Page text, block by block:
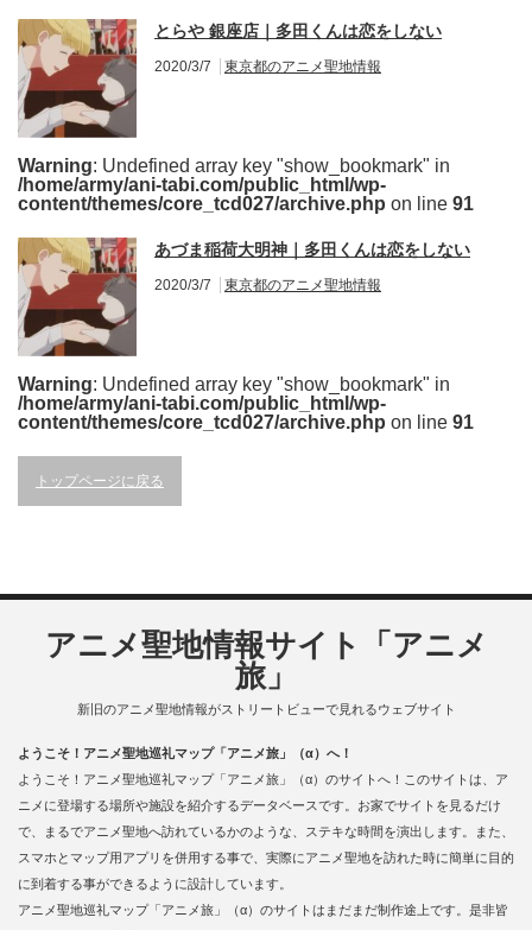
とらや 銀座店｜多田くんは恋をしない
2020/3/7 東京都のアニメ聖地情報
Warning: Undefined array key "show_bookmark" in
/home/army/ani-tabi.com/public_html/wp-
content/themes/core_tcd027/archive.php on line 91
あづま稲荷大明神｜多田くんは恋をしない
2020/3/7 東京都のアニメ聖地情報
Warning: Undefined array key "show_bookmark" in
/home/army/ani-tabi.com/public_html/wp-
content/themes/core_tcd027/archive.php on line 91
トップページに戻る
アニメ聖地情報サイト「アニメ
旅」
新旧のアニメ聖地情報がストリートビューで見れるウェブサイト
ようこそ！アニメ聖地巡礼マップ「アニメ旅」（α）へ！
ようこそ！アニメ聖地巡礼マップ「アニメ旅」（α）のサイトへ！このサイトは、ア
ニメに登場する場所や施設を紹介するデータベースです。お家でサイトを見るだけ
で、まるでアニメ聖地へ訪れているかのような、ステキな時間を演出します。また、
スマホとマップ用アプリを併用する事で、実際にアニメ聖地を訪れた時に簡単に目的
に到着する事ができるように設計しています。
アニメ聖地巡礼マップ「アニメ旅」（α）のサイトはまだまだ制作途上です。是非皆